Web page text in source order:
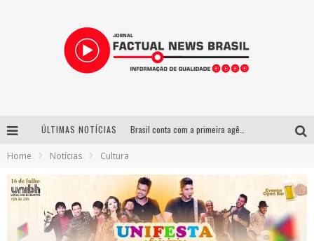
ÚLTIMAS NOTÍCIAS
Suzy Brasil desembarca em Belo Horizonte nesta quinta-feira com o espetáculo “Uma Noite Horripilante”
Home Notícias Cultura